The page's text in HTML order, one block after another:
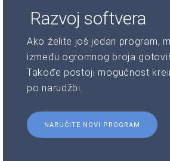
Razvoj softvera
Ako želite još jedan program,
između ogromnog broja
Takođe postoji mogućnost
po narudžbi.
NARUČITE NOVI PROGRAM